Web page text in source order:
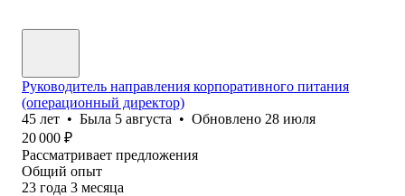
Руководитель направления корпоративного питания
(операционный директор)
45 лет • Была 5 августа • Обновлено 28 июля
20 000 ₽
Рассматривает предложения
Общий опыт
23 года 3 месяца